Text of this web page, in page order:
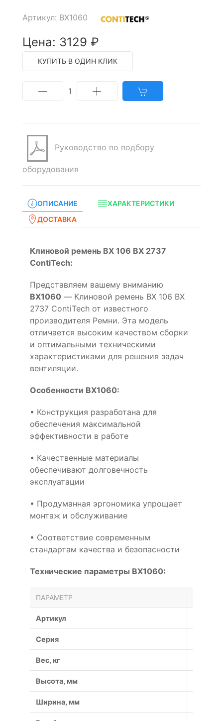
Артикул: BX1060
Цена: 3129 ₽
КУПИТЬ В ОДИН КЛИК
1
Руководство по подбору
оборудования
ОПИСАНИЕ
ХАРАКТЕРИСТИКИ
ДОСТАВКА
Клиновой ремень BX 106 BX 2737
ContiTech:
Представляем вашему вниманию
BX1060 — Клиновой ремень BX 106 BX
2737 ContiTech от известного
производителя Ремни. Эта модель
отличается высоким качеством сборки
и оптимальными техническими
характеристиками для решения задач
вентиляции.
Особенности BX1060:
• Конструкция разработана для
обеспечения максимальной
эффективности в работе
• Качественные материалы
обеспечивают долговечность
эксплуатации
• Продуманная эргономика упрощает
монтаж и обслуживание
• Соответствие современным
стандартам качества и безопасности
Технические параметры BX1060:
ПАРАМЕТР
Артикул
Серия
Вес, кг
Высота, мм
Ширина, мм